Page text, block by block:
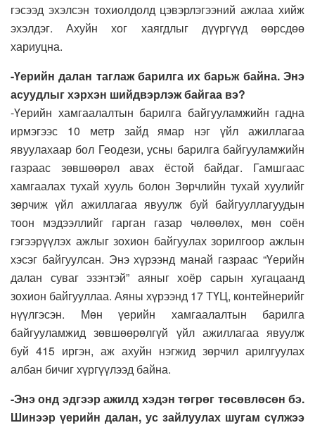
гэсээд эхэлсэн тохиолдолд цэвэрлэгээний ажлаа хийж
эхэлдэг. Ахуйн хог хаягдлыг дүүргүүд өөрсдөө
хариуцна.
-Үерийн далан таглаж барилга их барьж байна. Энэ
асуудлыг хэрхэн шийдвэрлэж байгаа вэ?
-Үерийн хамгаалалтын барилга байгууламжийн гадна
ирмэгээс 10 метр зайд ямар нэг үйл ажиллагаа
явуулахаар бол Геодези, усны барилга байгууламжийн
газраас зөвшөөрөл авах ёстой байдаг. Гамшгаас
хамгаалах тухай хууль болон Зөрчлийн тухай хуулийг
зөрчиж үйл ажиллагаа явуулж буй байгууллагуудын
тоон мэдээллийг гарган газар чөлөөлөх, мөн соён
гэгээрүүлэх ажлыг зохион байгуулах зорилгоор ажлын
хэсэг байгуулсан. Энэ хүрээнд манай газраас “Үерийн
далан суваг эзэнтэй” аяныг хоёр сарын хугацаанд
зохион байгууллаа. Аяны хүрээнд 17 ТҮЦ, контейнерийг
нүүлгэсэн. Мөн үерийн хамгаалалтын барилга
байгууламжид зөвшөөрөлгүй үйл ажиллагаа явуулж
буй 415 иргэн, аж ахуйн нэгжид зөрчил арилгуулах
албан бичиг хүргүүлээд байна.
-Энэ онд эдгээр ажилд хэдэн төгрөг төсөвлөсөн бэ.
Шинээр үерийн далан, ус зайлуулах шугам сүлжээ